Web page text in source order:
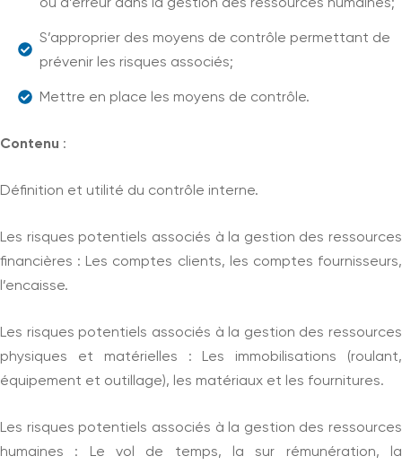
ou d’erreur dans la gestion des ressources humaines;
S’approprier des moyens de contrôle permettant de
prévenir les risques associés;
Mettre en place les moyens de contrôle.
Contenu :
Définition et utilité du contrôle interne.
Les risques potentiels associés à la gestion des ressources
financières : Les comptes clients, les comptes fournisseurs,
l’encaisse.
Les risques potentiels associés à la gestion des ressources
physiques et matérielles : Les immobilisations (roulant,
équipement et outillage), les matériaux et les fournitures.
Les risques potentiels associés à la gestion des ressources
humaines : Le vol de temps, la sur rémunération, la